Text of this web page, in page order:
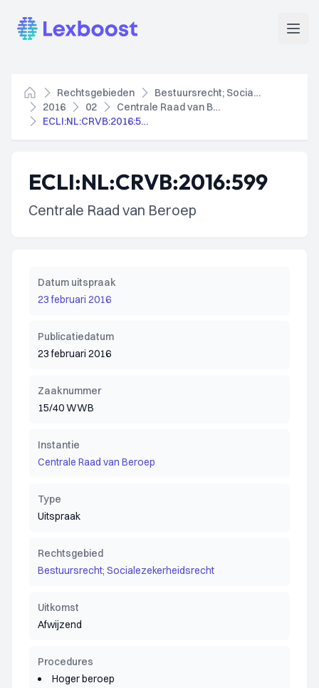
Lexboost
Home
Rechtsgebieden
Bestuursrecht; Socialezekerheidsrecht
2016
02
Centrale Raad van Beroep
ECLI:NL:CRVB:2016:599
ECLI:NL:CRVB:2016:599
Centrale Raad van Beroep
Datum uitspraak
23 februari 2016
Publicatiedatum
23 februari 2016
Zaaknummer
15/40 WWB
Instantie
Centrale Raad van Beroep
Type
Uitspraak
Rechtsgebied
Bestuursrecht; Socialezekerheidsrecht
Uitkomst
Afwijzend
Procedures
Hoger beroep